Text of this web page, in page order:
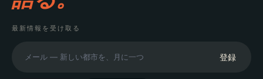
最新情報を受け取る
登録